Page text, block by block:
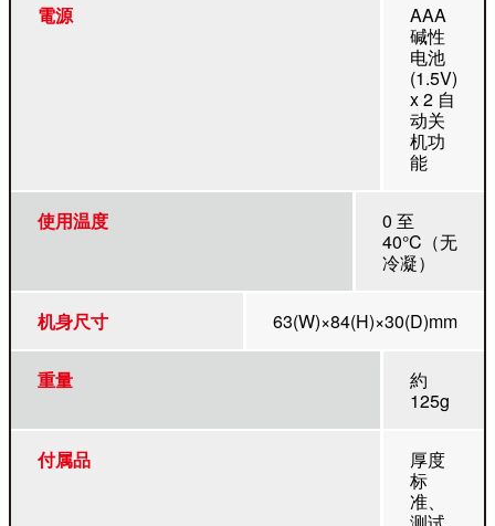
電源
AAA
碱性
电池
(1.5V)
x 2 自
动关
机功
能
使用温度
0 至
40°C（无
冷凝）
机身尺寸 63(W)×84(H)×30(D)mm
重量
約
125g
付属品
厚度
标
准、